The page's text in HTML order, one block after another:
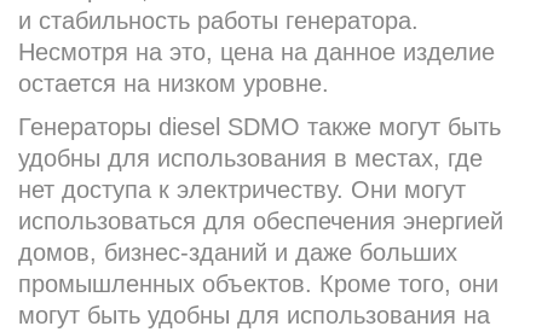
и стабильность работы генератора.
Несмотря на это, цена на данное изделие
остается на низком уровне.
Генераторы diesel SDMO также могут быть
удобны для использования в местах, где
нет доступа к электричеству. Они могут
использоваться для обеспечения энергией
домов, бизнес-зданий и даже больших
промышленных объектов. Кроме того, они
могут быть удобны для использования на